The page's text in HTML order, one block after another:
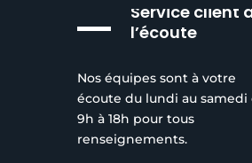
Service client
l’écoute
Nos équipes sont à votre
écoute du lundi au samedi
9h à 18h pour tous
renseignements.